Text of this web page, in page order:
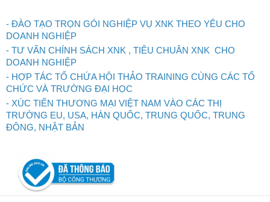
- ĐÀO TẠO TRỌN GÓI NGHIỆP VỤ XNK THEO YÊU CHO
DOANH NGHIỆP
- TƯ VẤN CHÍNH SÁCH XNK , TIÊU CHUÂN XNK CHO
DOANH NGHIỆP
- HỢP TÁC TỔ CHỨA HỘI THẢO TRAINING CÙNG CÁC TỔ
CHỨC VÀ TRƯỜNG ĐẠI HỌC
- XÚC TIẾN THƯƠNG MẠI VIỆT NAM VÀO CÁC THỊ
TRƯỜNG EU, USA, HÀN QUỐC, TRUNG QUỐC, TRUNG
ĐÔNG, NHẬT BẢN